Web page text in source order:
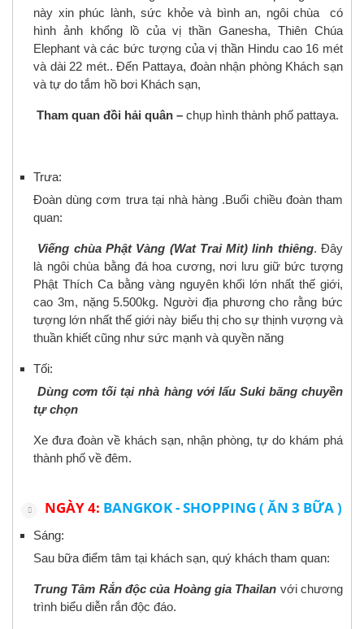
này xin phúc lành, sức khỏe và bình an, ngôi chùa có
hình ảnh khổng lồ của vị thần Ganesha, Thiên Chúa
Elephant và các bức tượng của vị thần Hindu cao 16 mét
và dài 22 mét.. Đến Pattaya, đoàn nhận phòng Khách sạn
và tự do tắm hồ bơi Khách sạn,
Tham quan đồi hải quân – chụp hình thành phố pattaya.
Trưa:
Đoàn dùng cơm trưa tại nhà hàng .Buổi chiều đoàn tham
quan:
Viếng chùa Phật Vàng (Wat Trai Mit) linh thiêng. Đây
là ngôi chùa bằng đá hoa cương, nơi lưu giữ bức tượng
Phật Thích Ca bằng vàng nguyên khối lớn nhất thế giới,
cao 3m, nặng 5.500kg. Người địa phương cho rằng bức
tượng lớn nhất thế giới này biểu thị cho sự thịnh vượng và
thuần khiết cũng như sức mạnh và quyền năng
Tối:
Dùng cơm tối tại nhà hàng với lẩu Suki băng chuyền
tự chọn
Xe đưa đoàn về khách sạn, nhận phòng, tự do khám phá
thành phố về đêm.
NGÀY 4: BANGKOK - SHOPPING ( ĂN 3 BỮA )
Sáng:
Sau bữa điểm tâm tại khách sạn, quý khách tham quan:
Trung Tâm Rắn độc của Hoàng gia Thailan với chương
trình biểu diễn rắn độc đáo.